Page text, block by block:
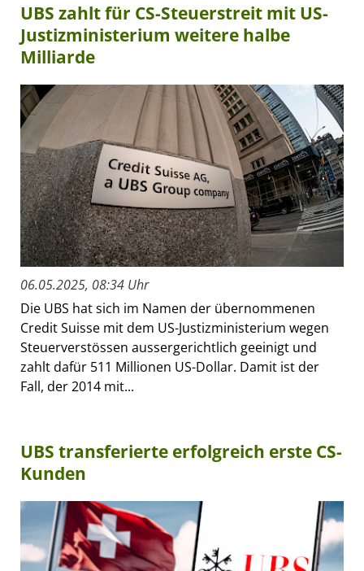
UBS zahlt für CS-Steuerstreit mit US-
Justizministerium weitere halbe
Milliarde
06.05.2025, 08:34 Uhr
Die UBS hat sich im Namen der übernommenen
Credit Suisse mit dem US-Justizministerium wegen
Steuerverstössen aussergerichtlich geeinigt und
zahlt dafür 511 Millionen US-Dollar. Damit ist der
Fall, der 2014 mit...
UBS transferierte erfolgreich erste CS-
Kunden